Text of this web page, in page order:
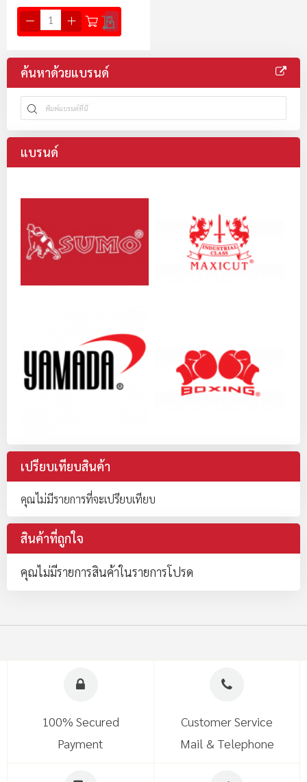
ค้นหาด้วยแบรนด์
แบรนด์
เปรียบเทียบสินค้า
คุณไม่มีรายการที่จะเปรียบเทียบ
สินค้าที่ถูกใจ
คุณไม่มีรายการสินค้าในรายการโปรด
100% Secured
Payment
Customer Service
Mail & Telephone